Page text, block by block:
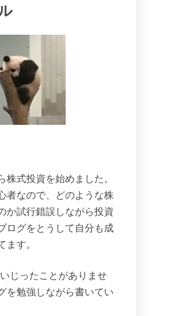
株式投資を始めました。
者なので、どのような株
か試行錯誤しながら投資
ログをとうして自分も成
す。
じったことがありませ
を勉強しながら書いてい